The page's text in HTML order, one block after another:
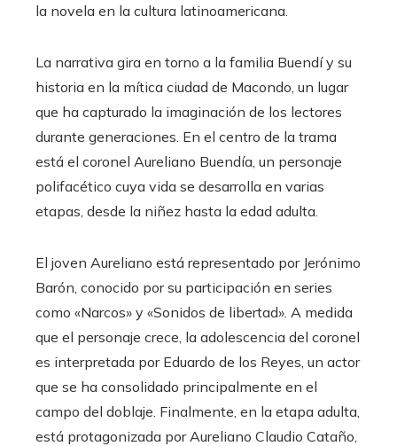
la novela en la cultura latinoamericana.
La narrativa gira en torno a la familia Buendí y su
historia en la mítica ciudad de Macondo, un lugar
que ha capturado la imaginación de los lectores
durante generaciones. En el centro de la trama
está el coronel Aureliano Buendía, un personaje
polifacético cuya vida se desarrolla en varias
etapas, desde la niñez hasta la edad adulta.
El joven Aureliano está representado por Jerónimo
Barón, conocido por su participación en series
como «Narcos» y «Sonidos de libertad». A medida
que el personaje crece, la adolescencia del coronel
es interpretada por Eduardo de los Reyes, un actor
que se ha consolidado principalmente en el
campo del doblaje. Finalmente, en la etapa adulta,
está protagonizada por Aureliano Claudio Cataño,